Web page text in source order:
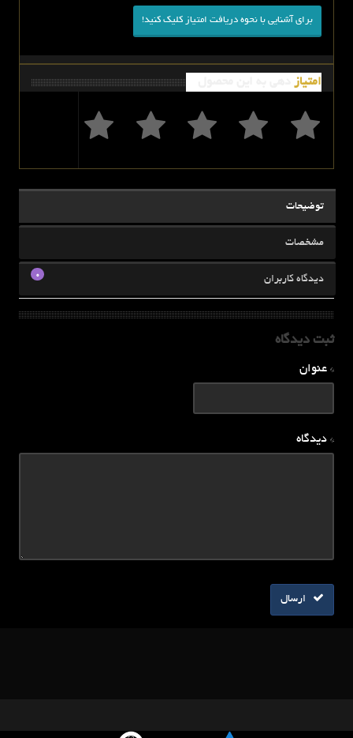
برای آشنایی با نحوه دریافت امتیاز کلیک کنید!
امتیاز
توضیحات
مشخصات
0 دیدگاه کاربران
ثبت دیدگاه
* عنوان
* دیدگاه
ارسال